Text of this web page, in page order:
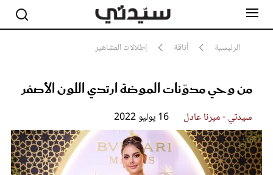
الرئيسية أناقة إطلالات المشاهير
من وحي مدوّنات الموضة ارتدي اللون الأصفر
سيدتي - ميرنا عادل 16 يوليو 2022
مشاهير
جمال
صحة ورشاقة
سيدتي وطفلك
لايف ستايل
بلس+